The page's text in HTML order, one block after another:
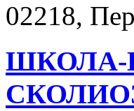
02218,
ШКОЛА-